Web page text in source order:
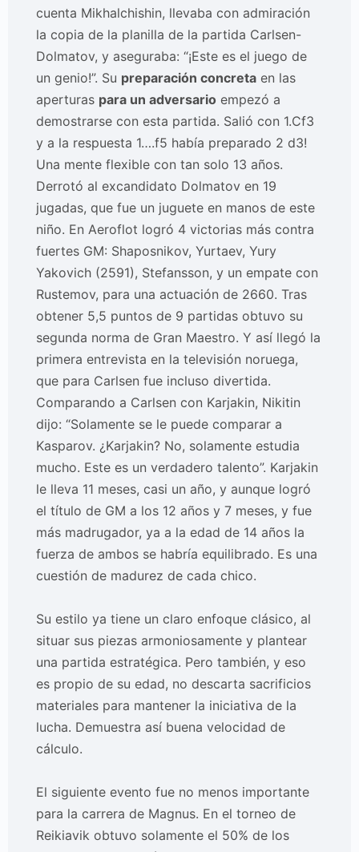
cuenta Mikhalchishin, llevaba con admiración
la copia de la planilla de la partida Carlsen-
Dolmatov, y aseguraba: “¡Este es el juego de
un genio!”. Su preparación concreta en las
aperturas para un adversario empezó a
demostrarse con esta partida. Salió con 1.Cf3
y a la respuesta 1….f5 había preparado 2 d3!
Una mente flexible con tan solo 13 años.
Derrotó al excandidato Dolmatov en 19
jugadas, que fue un juguete en manos de este
niño. En Aeroflot logró 4 victorias más contra
fuertes GM: Shaposnikov, Yurtaev, Yury
Yakovich (2591), Stefansson, y un empate con
Rustemov, para una actuación de 2660. Tras
obtener 5,5 puntos de 9 partidas obtuvo su
segunda norma de Gran Maestro. Y así llegó la
primera entrevista en la televisión noruega,
que para Carlsen fue incluso divertida.
Comparando a Carlsen con Karjakin, Nikitin
dijo: “Solamente se le puede comparar a
Kasparov. ¿Karjakin? No, solamente estudia
mucho. Este es un verdadero talento”. Karjakin
le lleva 11 meses, casi un año, y aunque logró
el título de GM a los 12 años y 7 meses, y fue
más madrugador, ya a la edad de 14 años la
fuerza de ambos se habría equilibrado. Es una
cuestión de madurez de cada chico.
Su estilo ya tiene un claro enfoque clásico, al
situar sus piezas armoniosamente y plantear
una partida estratégica. Pero también, y eso
es propio de su edad, no descarta sacrificios
materiales para mantener la iniciativa de la
lucha. Demuestra así buena velocidad de
cálculo.
El siguiente evento fue no menos importante
para la carrera de Magnus. En el torneo de
Reikiavik obtuvo solamente el 50% de los